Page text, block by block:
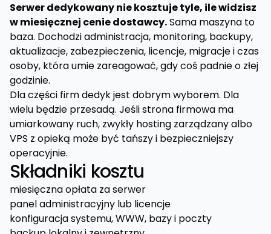
Serwer dedykowany nie kosztuje tyle, ile widzisz
w miesięcznej cenie dostawcy.Sama maszyna to
baza. Dochodzi administracja, monitoring, backupy,
aktualizacje, zabezpieczenia, licencje, migracje i czas
osoby, która umie zareagować, gdy coś padnie o złej
godzinie.
Dla części firm dedyk jest dobrym wyborem. Dla
wielu będzie przesadą. Jeśli strona firmowa ma
umiarkowany ruch, zwykły hosting zarządzany albo
VPS z opieką może być tańszy i bezpieczniejszy
operacyjnie.
Składniki kosztu
miesięczna opłata za serwer
panel administracyjny lub licencje
konfiguracja systemu, WWW, bazy i poczty